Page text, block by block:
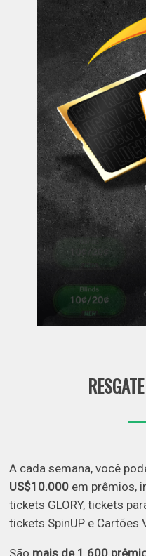
A cada semana, você
US$10.000 em prêmios,
tickets GLORY, tickets
tickets SpinUP e Cartões
São mais de 1.600